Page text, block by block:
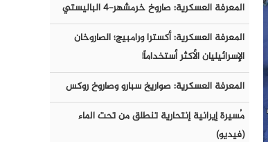
المعرفة العسكرية: صاروخ خرمشهر-٤ الباليستي
المعرفة العسكرية: أكسترا ورامبيج؛ الصاروخان
الإسرائيليان الأكثر أستخداماً!
المعرفة العسكرية: صواريخ سبارو وصاروخ روكس
مُسيرة إيرانية إنتحارية تنطلق من تحت الماء
(فيديو)